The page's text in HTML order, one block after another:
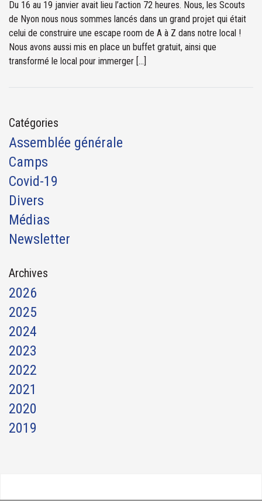
Du 16 au 19 janvier avait lieu l’action 72 heures. Nous, les Scouts
de Nyon nous nous sommes lancés dans un grand projet qui était
celui de construire une escape room de A à Z dans notre local !
Nous avons aussi mis en place un buffet gratuit, ainsi que
transformé le local pour immerger […]
Catégories
Assemblée générale
Camps
Covid-19
Divers
Médias
Newsletter
Archives
2026
2025
2024
2023
2022
2021
2020
2019